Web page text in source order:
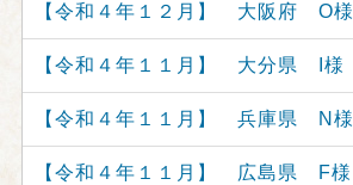
【令和４年１２月】 大阪府 O様
【令和４年１１月】 大分県 I様
【令和４年１１月】 兵庫県 N様
【令和４年１１月】 広島県 F様